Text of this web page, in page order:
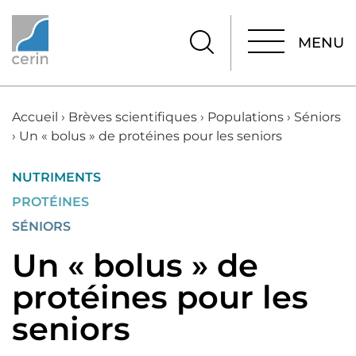
MENU
Accueil › Brèves scientifiques › Populations › Séniors
› Un « bolus » de protéines pour les seniors
NUTRIMENTS
PROTÉINES
SÉNIORS
Un « bolus » de
protéines pour les
seniors